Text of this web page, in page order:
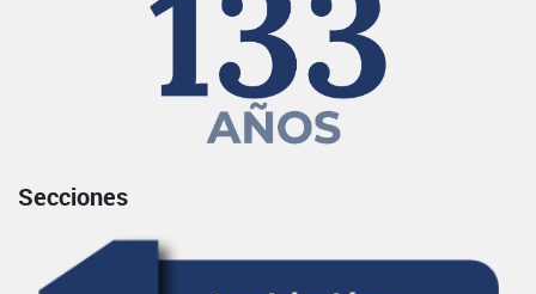
Secciones